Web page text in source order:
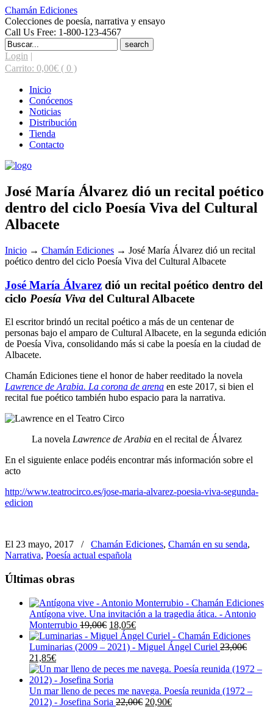
Chamán Ediciones
Colecciones de poesía, narrativa y ensayo
Call Us Free: 1-800-123-4567
Search
for:
Login |
Carrito: 0,00€ ( 0 )
Inicio
Conócenos
Noticias
Distribución
Tienda
Contacto
José María Álvarez dió un recital poético
dentro del ciclo Poesía Viva del Cultural
Albacete
Inicio → Chamán Ediciones → José María Álvarez dió un recital
poético dentro del ciclo Poesía Viva del Cultural Albacete
José María Álvarez dió un recital poético dentro del
ciclo Poesía Viva del Cultural Albacete
El escritor brindó un recital poético a más de un centenar de
personas bajo el amparo de Cultural Albacete, en la segunda edición
de Poesía Viva, consolidando más si cabe la poesía en la ciudad de
Albacete.
Chamán Ediciones tiene el honor de haber reeditado la novela
Lawrence de Arabia. La corona de arena en este 2017, si bien el
recital fue poético también hubo espacio para la narrativa.
La novela Lawrence de Arabiaen el recital de Álvarez
En el siguiente enlace podéis encontrar más información sobre el
acto
http://www.teatrocirco.es/jose-maria-alvarez-poesia-viva-segunda-
edicion
El 23 mayo, 2017 / Chamán Ediciones, Chamán en su senda,
Narrativa, Poesía actual española
Últimas obras
Antígona vive. Una invitación a la tragedia ática. - Antonio
Monterrubio 19,00€ El
precio
original
19,00€.
18,05€El
precio
actual
18,05€.
Luminarias (2009 – 2021) - Miguel Ángel Curiel 23,00€
El
precio
original
era:
23,00€.
21,85€El
precio
actual
es:
21,85€.
Un mar lleno de peces me navega. Poesía reunida (1972 –
2012) - Josefina Soria 22,00€ El
20,90€El